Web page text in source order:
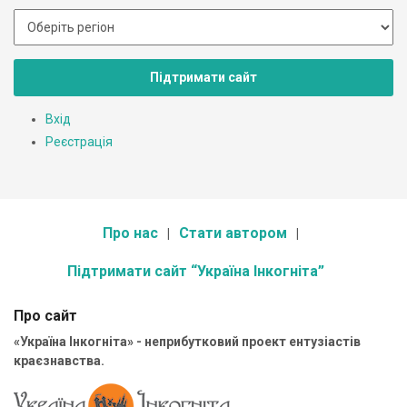
Підтримати сайт
Вхід
Реєстрація
Про нас Стати автором
Підтримати сайт “Україна Інкогніта”
Про сайт
«Україна Інкогніта» - неприбутковий проект ентузіастів
краєзнавства.